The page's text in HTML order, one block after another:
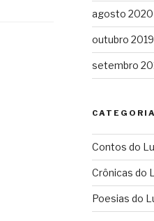
agosto 2020
outubro 2019
setembro
Contos do
Crônicas do
Poesias do